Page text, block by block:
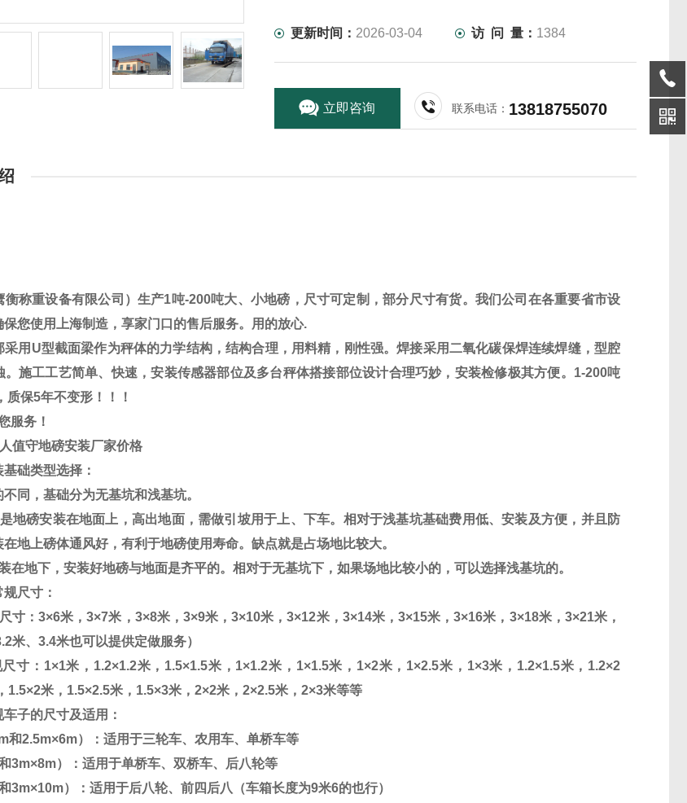
更新时间： 2026-03-04 访 问 量： 1384
立即咨询 联系电话： 13818755070
衡称重设备有限公司）生产1吨-200吨大、小地磅，尺寸可定制，部分尺寸有货。我们公司在各重要省市设
您使用上海制造，享家门口的售后服务。用的放心.
采用 U型截面梁作为秤体的力学结构，结构合理，用料精，刚性强。焊接采用二氧化碳保焊连续焊缝，型腔
。施工工艺简单、快速，安装传感器部位及多台秤体搭接部位设计合理巧妙，安装检修极其方便。 1-200吨
质保5年不变形！！！
服务！
值守地磅安装厂家价格
础类型选择：
同，基础分为无基坑和浅基坑。
地磅安装在地面上，高出地面，需做引坡用于上、下车。相对于浅基坑基础费用低、安装及方便，并且防
地上磅体通风好，有利于地磅使用寿命。缺点就是占场地比较大。
在地下，安装好地磅与地面是齐平的。相对于无基坑下，如果场地比较小的，可以选择浅基坑的。
规尺寸：
寸：3×6米，3×7米， 3×8米， 3×9米，3×10米，3×12米， 3×14米，3×15米，3×16米， 3×18米， 3×21米，
米、3.4米也可以提供定做服务）
寸： 1×1米， 1.2×1.2米， 1.5×1.5米， 1×1.2米， 1×1.5米， 1×2米， 1×2.5米， 1×3米， 1.2×1.5米， 1.2×2
1.5×2米， 1.5×2.5米， 1.5×3米，2×2米，2×2.5米，2×3米等等
车子的尺寸及适用：
和2.5m×6m）：适用于三轮车、农用车、单桥车等
3m×8m）：适用于单桥车、双桥车、后八轮等
3m×10m）：适用于后八轮、前四后八（车箱长度为9米6的也行）